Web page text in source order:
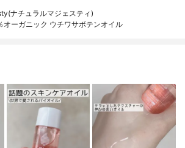
ナチュラルマジェスティ)
オーガニック ウチワサボテンオイル